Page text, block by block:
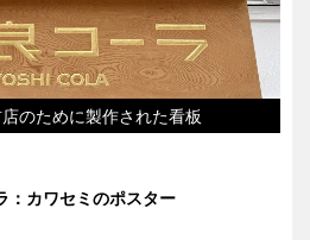
のために製作された看板
：カワセミのポスター